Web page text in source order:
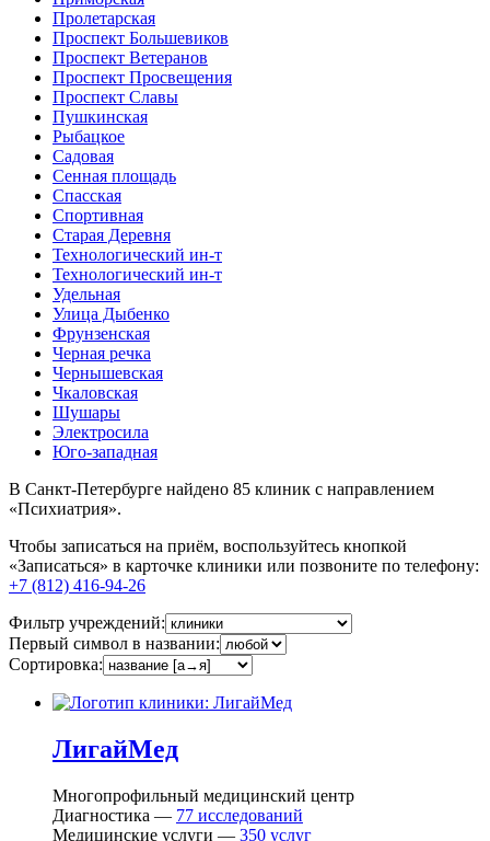
Пролетарская
Проспект Большевиков
Проспект Ветеранов
Проспект Просвещения
Проспект Славы
Пушкинская
Рыбацкое
Садовая
Сенная площадь
Спасская
Спортивная
Старая Деревня
Технологический ин-т
Технологический ин-т
Удельная
Улица Дыбенко
Фрунзенская
Черная речка
Чернышевская
Чкаловская
Шушары
Электросила
Юго-западная
В Санкт-Петербурге найдено 85 клиник с направлением
«Психиатрия».
Чтобы записаться на приём, воспользуйтесь кнопкой
«Записаться» в карточке клиники или позвоните по телефону:
+7 (812) 416-94-26
Фильтр учреждений:
Первый символ в названии:
Сортировка:
ЛигайМед
Многопрофильный медицинский центр
Диагностика — 77 исследований
Медицинские услуги — 350 услуг